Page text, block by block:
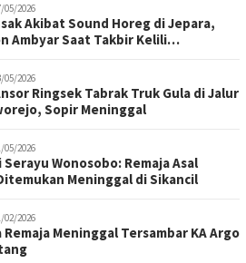
05/2026
Akibat Sound Horeg di Jepara,
Ambyar Saat Takbir Kelili…
05/2026
Ringsek Tabrak Truk Gula di Jalur
Sopir Meninggal
05/2026
Wonosobo: Remaja Asal
Meninggal di Sikancil
02/2026
Meninggal Tersambar KA Argo